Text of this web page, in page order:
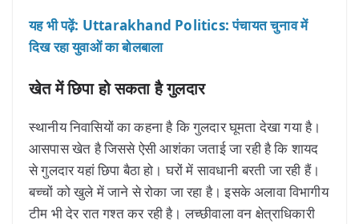
यह भी पढ़ें: Uttarakhand Politics: पंचायत चुनाव में
दिख रहा युवाओं का बोलबाला
खेत में छिपा हो सकता है गुलदार
स्थानीय निवासियों का कहना है कि गुलदार घूमता देखा गया है।
आसपास खेत है जिससे ऐसी आशंका जताई जा रही है कि शायद
से गुलदार यहां छिपा बैठा हो। घरों में सावधानी बरती जा रही हैं।
बच्चों को खुले में जाने से रोका जा रहा है। इसके अलावा विभागीय
टीम भी देर रात गश्त कर रही है। लच्छीवाला वन क्षेत्राधिकारी